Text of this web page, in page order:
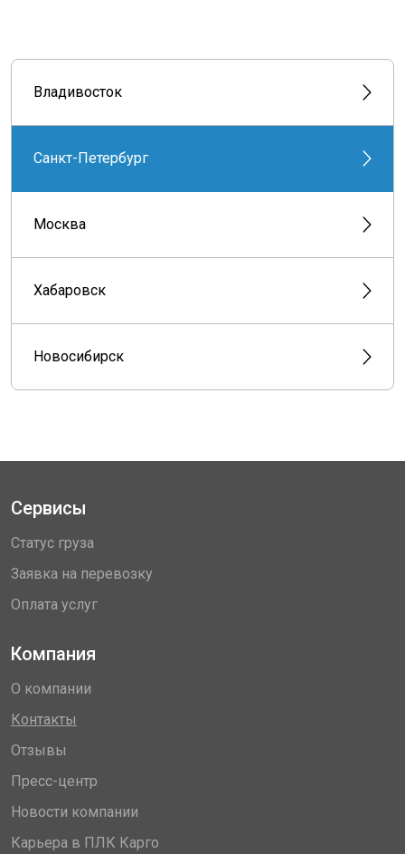
Владивосток
Санкт-Петербург
Москва
Хабаровск
Новосибирск
Сервисы
Статус груза
Заявка на перевозку
Оплата услуг
Компания
О компании
Контакты
Отзывы
Пресс-центр
Новости компании
Карьера в ПЛК Карго